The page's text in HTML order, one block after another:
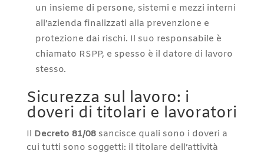
un insieme di persone, sistemi e mezzi interni
all’azienda finalizzati alla prevenzione e
protezione dai rischi. Il suo responsabile è
chiamato RSPP, e spesso è il datore di lavoro
stesso.
Sicurezza sul lavoro: i
doveri di titolari e lavoratori
Il Decreto 81/08sancisce quali sono i doveri a
cui tutti sono soggetti: il titolare dell’attività